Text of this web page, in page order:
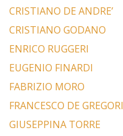
CRISTIANO DE ANDRE’
CRISTIANO GODANO
ENRICO RUGGERI
EUGENIO FINARDI
FABRIZIO MORO
FRANCESCO DE GREGORI
GIUSEPPINA TORRE